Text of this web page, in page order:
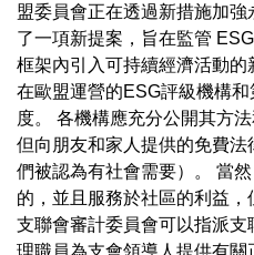
盟委員會正在透過新措施加
了一項新提案，旨在監管
框架內引入可持續經濟活動的
在歐盟運營的ESG評級機構
度。 各機構應充分公開其方
但向朋友和家人提供的免費
們被認為有社會需要）。 當
的，並且服務於社區的利益，
支聯會審計委員會可以指派
理職員為支會領導人提供有